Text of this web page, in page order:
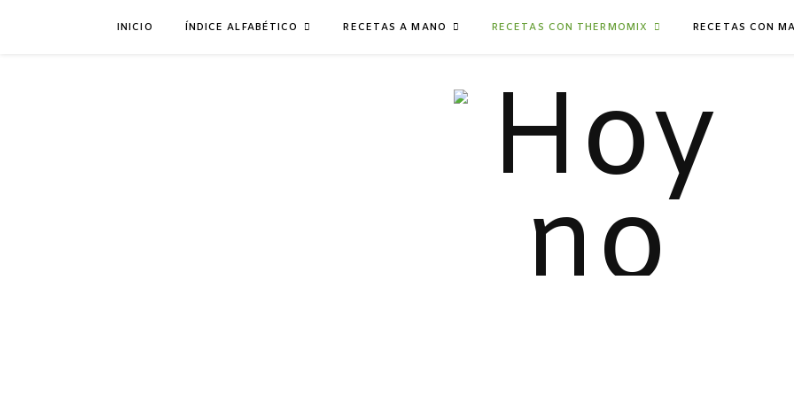
INICIO ÍNDICE ALFABÉTICO RECETAS A MANO RECETAS CON THERMOMIX RECETAS CON